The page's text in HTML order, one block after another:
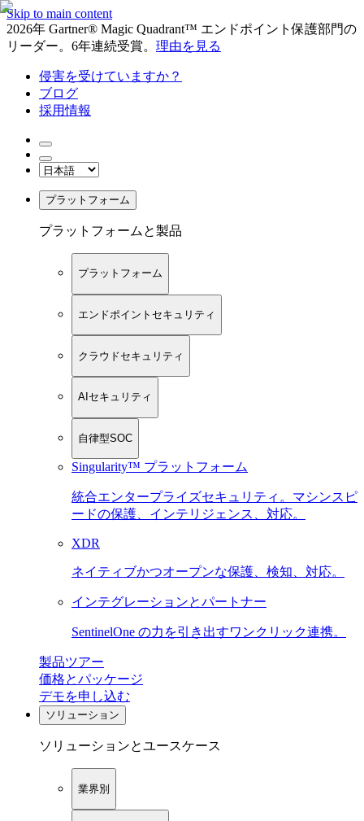
Skip to main content
2026年 Gartner® Magic Quadrant™ エンドポイント保護部門の
リーダー。6年連続受賞。 理由を見る
侵害を受けていますか？
ブログ
採用情報
プラットフォーム
プラットフォームと製品
プラットフォーム
エンドポイントセキュリティ
クラウドセキュリティ
AIセキュリティ
自律型SOC
Singularity™ プラットフォーム
統合エンタープライズセキュリティ。マシンスピ
ードの保護、インテリジェンス、対応。
XDR
ネイティブかつオープンな保護、検知、対応。
インテグレーションとパートナー
SentinelOne の力を引き出すワンクリック連携。
製品ツアー
価格とパッケージ
デモを申し込む
ソリューション
ソリューションとユースケース
業界別